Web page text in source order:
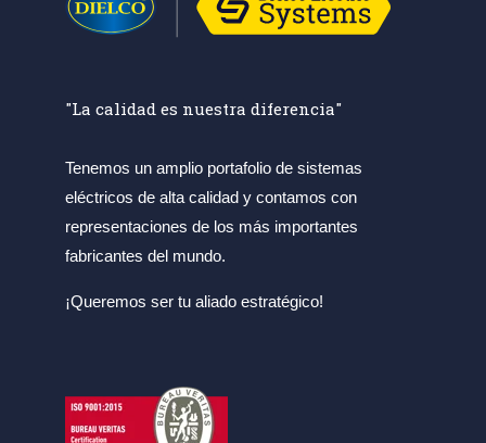
"La calidad es nuestra diferencia"
Tenemos un amplio portafolio de sistemas
eléctricos de alta calidad y contamos con
representaciones de los más importantes
fabricantes del mundo.
¡Queremos ser tu aliado estratégico!